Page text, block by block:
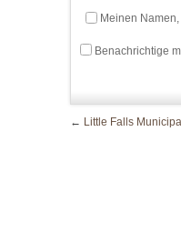
Meinen
Benachrichtige
← Little Falls